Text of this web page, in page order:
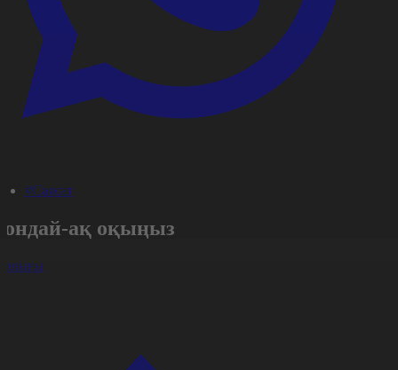
#Саясат
ақ оқыңыз